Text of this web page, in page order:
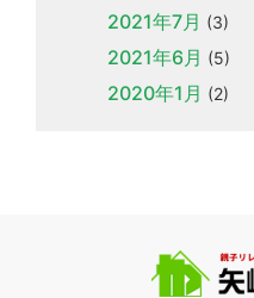
2021年7月 (3)
2021年6月 (5)
2020年1月 (2)